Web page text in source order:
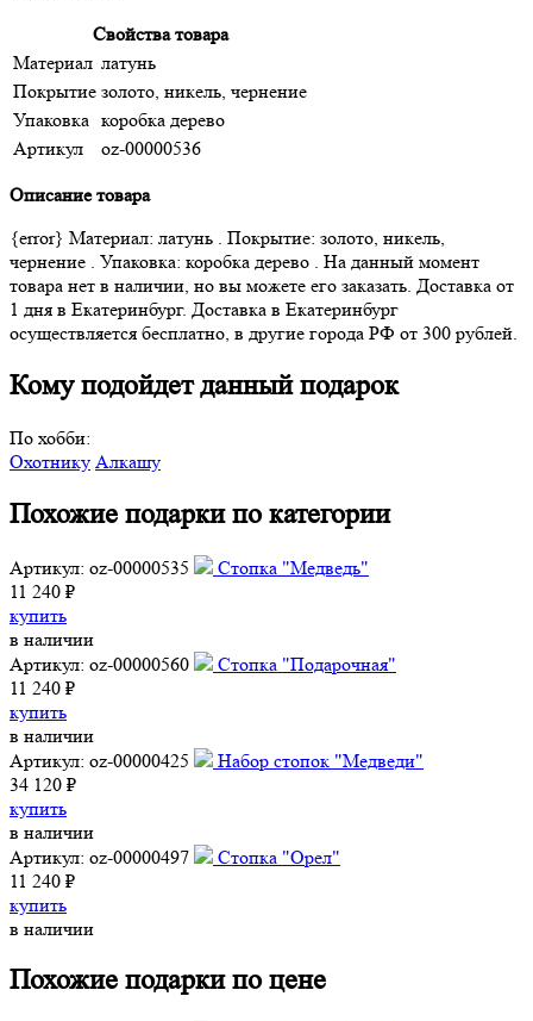
Свойства товара
Материал латунь
Покрытие золото, никель, чернение
Упаковка коробка дерево
Артикул
oz-00000536
Описание товара
{error} Материал: латунь . Покрытие: золото, никель,
чернение . Упаковка: коробка дерево . На данный момент
товара нет в наличии, но вы можете его заказать. Доставка от
1 дня в Екатеринбург. Доставка в Екатеринбург
осуществляется бесплатно, в другие города РФ от 300 рублей.
Кому подойдет данный подарок
По хобби:
Охотнику Алкашу
Похожие подарки по категории
Артикул: oz-00000535
Стопка "Медведь"
11 240 ₽
купить
в наличии
Артикул: oz-00000560
Стопка "Подарочная"
11 240 ₽
купить
в наличии
Артикул: oz-00000425
Набор стопок "Медведи"
34 120 ₽
купить
в наличии
Артикул: oz-00000497
Стопка "Орел"
11 240 ₽
купить
в наличии
Похожие подарки по цене